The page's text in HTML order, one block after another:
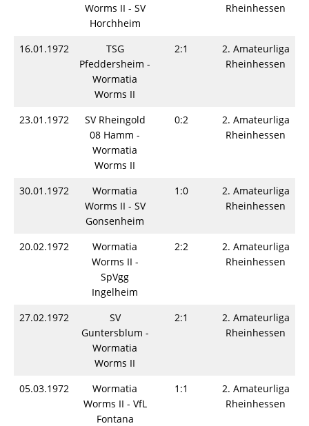
Worms II - SV
Horchheim
Rheinhessen
16.01.1972
TSG
Pfeddersheim -
Wormatia
Worms II
2:1
2. Amateurliga
Rheinhessen
23.01.1972
SV Rheingold
08 Hamm -
Wormatia
Worms II
0:2
2. Amateurliga
Rheinhessen
30.01.1972
Wormatia
Worms II - SV
Gonsenheim
1:0
2. Amateurliga
Rheinhessen
20.02.1972
Wormatia
Worms II -
SpVgg
Ingelheim
2:2
2. Amateurliga
Rheinhessen
27.02.1972
SV
Guntersblum -
Wormatia
Worms II
2:1
2. Amateurliga
Rheinhessen
05.03.1972
Wormatia
Worms II - VfL
Fontana
1:1
2. Amateurliga
Rheinhessen